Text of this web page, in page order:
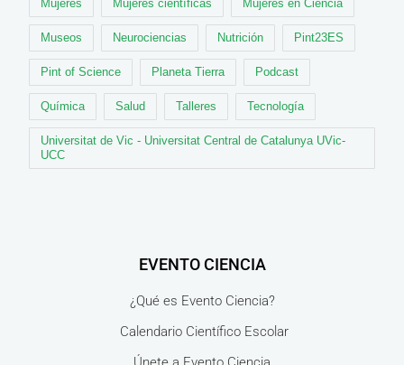
Mujeres Mujeres científicas Mujeres en Ciencia
Museos Neurociencias Nutrición Pint23ES
Pint of Science Planeta Tierra Podcast
Química Salud Talleres Tecnología
Universitat de Vic - Universitat Central de Catalunya UVic-
UCC
EVENTO CIENCIA
¿Qué es Evento Ciencia?
Calendario Científico Escolar